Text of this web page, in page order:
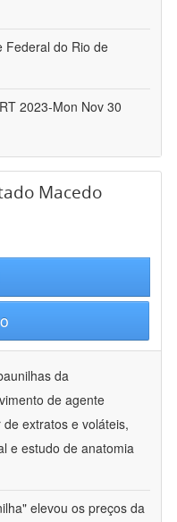
Federal do Rio de
2023-Mon Nov 30
Macedo
da
de agente
extratos e voláteis,
e estudo de anatomia
elevou os preços da